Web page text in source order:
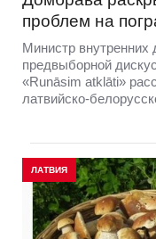
проблем на
Министр
предвыборной
«Runāsim atklāti»
латвийско-
ЛАТВИЯ